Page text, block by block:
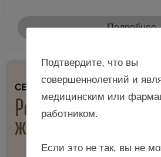
Подробнее
Подтвердите, что вы
совершеннолетний и
медицинским или
работником.
Если это не так, вы не